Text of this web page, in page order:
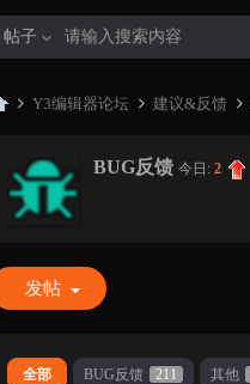
帖子
Y3编辑器论坛 建议&反馈
BUG反馈 今日:2
发帖
全部 BUG反馈 211 其他